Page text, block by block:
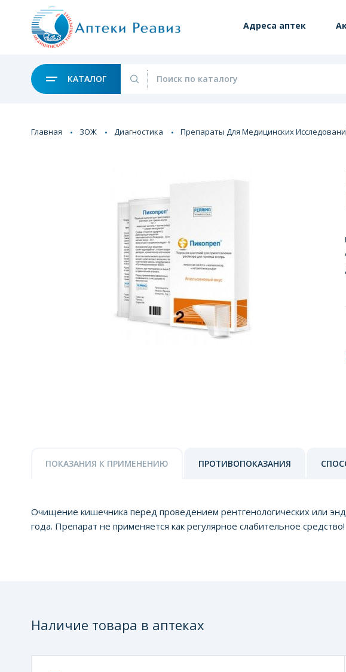
Адреса аптек
КАТАЛОГ
Главная ЗОЖ Диагностика Препараты Для Медицинских
ПОКАЗАНИЯ К ПРИМЕНЕНИЮ ПРОТИВОПОКАЗАНИЯ
Очищение кишечника перед проведением рентгенологических или
года. Препарат не применяется как регулярное слабительное средство!
Наличие товара в аптеках